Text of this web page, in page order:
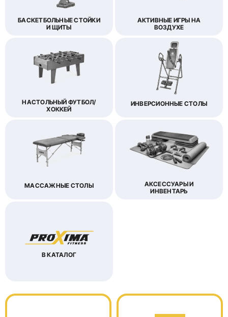
БАСКЕТБОЛЬНЫЕ СТОЙКИ
И ЩИТЫ
АКТИВНЫЕ ИГРЫ НА
ВОЗДУХЕ
НАСТОЛЬНЫЙ ФУТБОЛ/
ХОККЕЙ
ИНВЕРСИОННЫЕ СТОЛЫ
МАССАЖНЫЕ СТОЛЫ
АКСЕССУАРЫ И
ИНВЕНТАРЬ
В КАТАЛОГ